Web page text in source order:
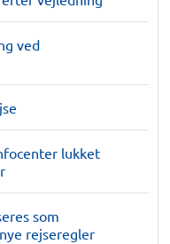
ved
lukket
som
rejseregler